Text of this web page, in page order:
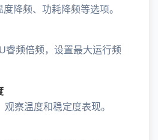
降频、功耗降频等选项。
睿频倍频，设置最大运行频
察温度和稳定度表现。